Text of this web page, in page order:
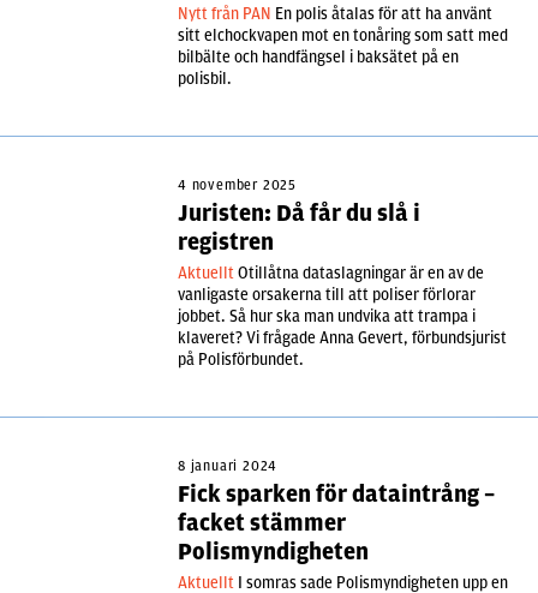
Nytt från PAN En polis åtalas för att ha använt
sitt elchockvapen mot en tonåring som satt med
bilbälte och handfängsel i baksätet på en
polisbil.
4 november 2025
Juristen: Då får du slå i
registren
Aktuellt Otillåtna dataslagningar är en av de
vanligaste orsakerna till att poliser förlorar
jobbet. Så hur ska man undvika att trampa i
klaveret? Vi frågade Anna Gevert, förbundsjurist
på Polisförbundet.
8 januari 2024
Fick sparken för dataintrång –
facket stämmer
Polismyndigheten
Aktuellt
I somras sade Polismyndigheten upp en